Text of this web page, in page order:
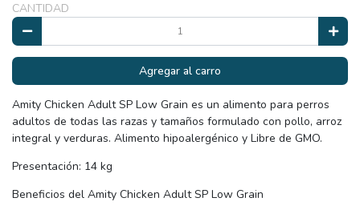
CANTIDAD
Agregar al carro
Amity Chicken Adult SP Low Grain es un alimento para perros
adultos de todas las razas y tamaños formulado con pollo, arroz
integral y verduras. Alimento hipoalergénico y Libre de GMO.
Presentación: 14 kg
Beneficios del Amity Chicken Adult SP Low Grain